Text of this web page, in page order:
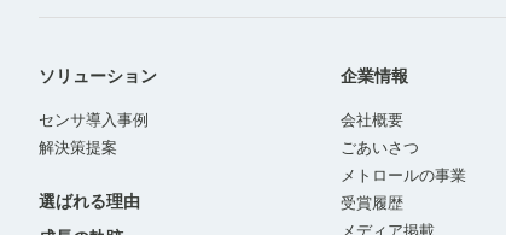
ソリューション
センサ導入事例
解決策提案
選ばれる理由
企業情報
会社概要
ごあいさつ
メトロールの事業
受賞履歴
メディア掲載